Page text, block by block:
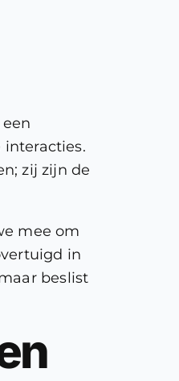
interacties.
zij zijn de
mee om
in
beslist